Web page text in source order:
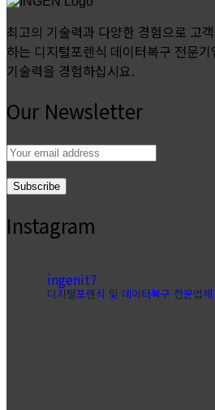
최고의 기술력과 다양한 경험으로 고
하는 디지털포렌식 데이터복구 전문
기술력을 경험하십시요.
Our Newsletter
Email
address:
Instagram
ingenit7
디지털포렌식 및 데이터복구 전문업